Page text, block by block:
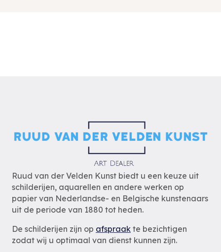
Ruud van der Velden Kunst biedt u een keuze uit
schilderijen, aquarellen en andere werken op
papier van Nederlandse- en Belgische kunstenaars
uit de periode van 1880 tot heden.
De schilderijen zijn op afspraak te bezichtigen
zodat wij u optimaal van dienst kunnen zijn.